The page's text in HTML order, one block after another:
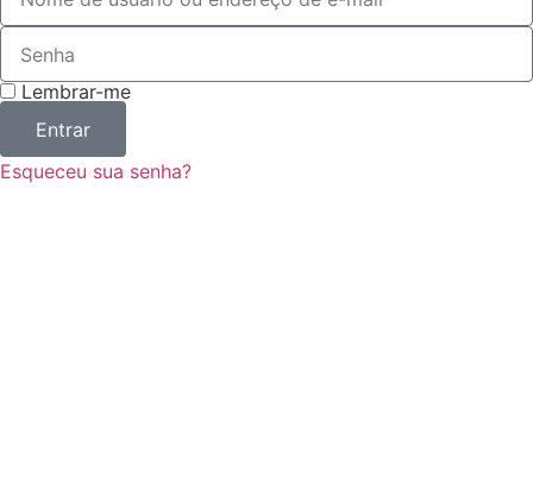
Lembrar-me
Entrar
Esqueceu sua senha?